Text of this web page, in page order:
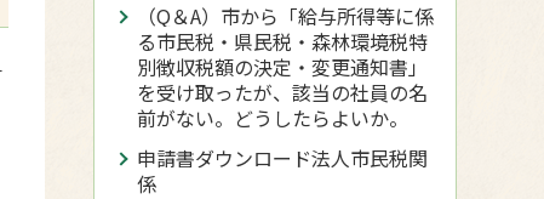
（Q＆A）市から「給与所得等に係
る市民税・県民税・森林環境税特
別徴収税額の決定・変更通知書」
を受け取ったが、該当の社員の名
前がない。どうしたらよいか。
申請書ダウンロード法人市民税関
係